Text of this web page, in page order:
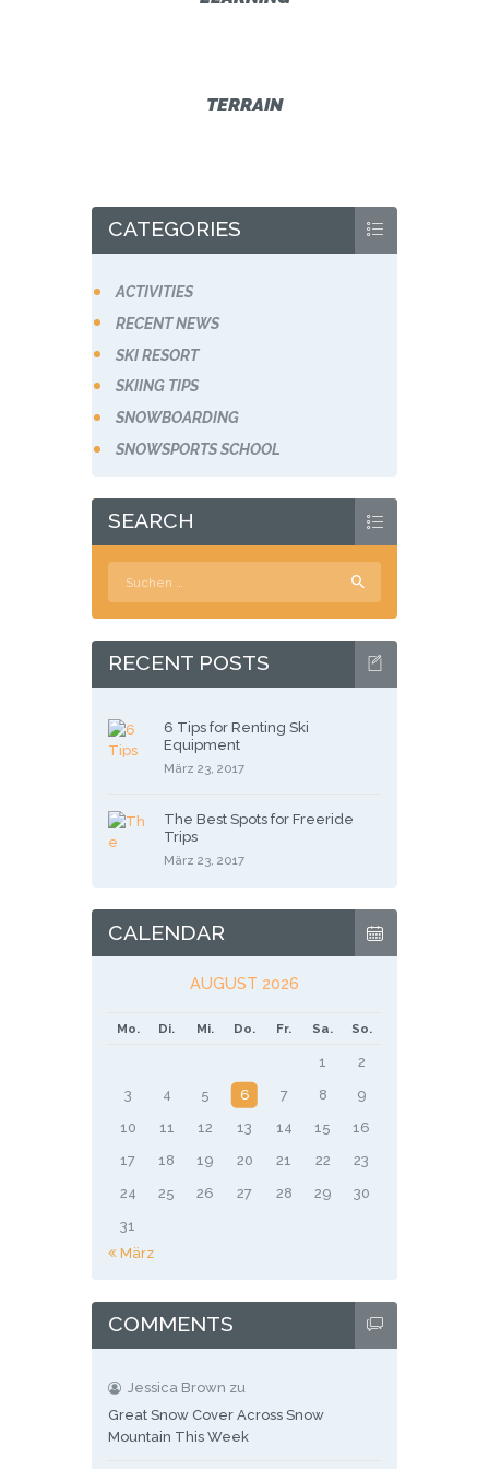
TERRAIN
CATEGORIES
ACTIVITIES
RECENT NEWS
SKI RESORT
SKIING TIPS
SNOWBOARDING
SNOWSPORTS SCHOOL
SEARCH
RECENT POSTS
6 Tips for Renting Ski
Equipment
März 23, 2017
The Best Spots for Freeride
Trips
März 23, 2017
CALENDAR
AUGUST 2026
Mo. Di. Mi. Do. Fr. Sa. So.
1
2
3
4 5 6 7 8
9
10
11 12 13 14 15
16
17
18 19 20 21 22
23
24
25 26 27 28 29
30
31
« März
COMMENTS
Jessica Brown zu
Great Snow Cover Across Snow
Mountain This Week